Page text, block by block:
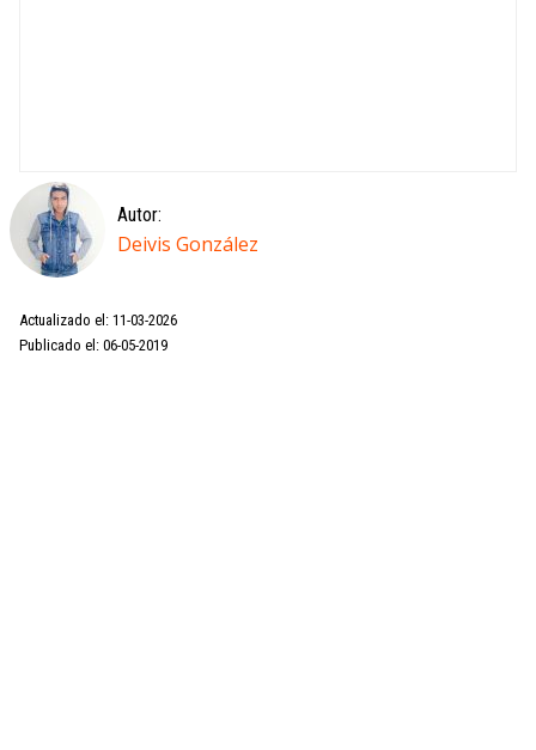
Autor:
Deivis González
Actualizado el: 11-03-2026
Publicado el: 06-05-2019